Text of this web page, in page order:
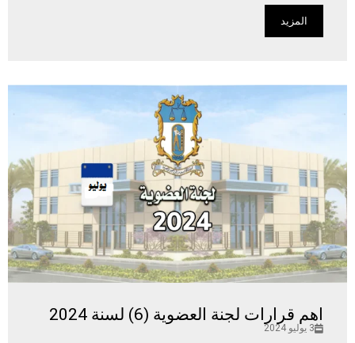
المزيد
اهم قرارات لجنة العضوية (6) لسنة 2024
3 يوليو 2024